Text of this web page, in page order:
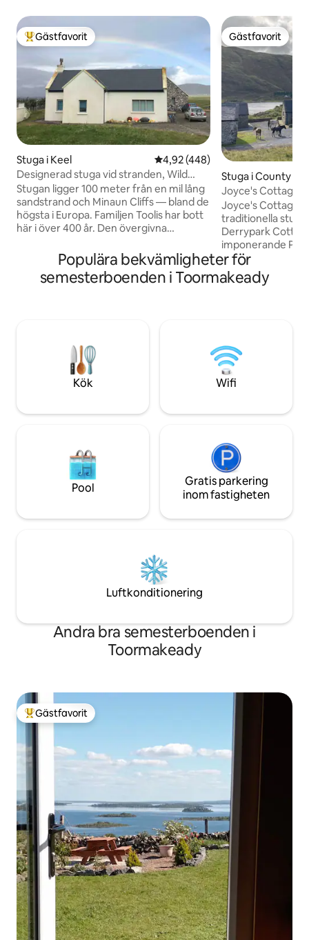
Populär gästfavorit
Gästfavorit
Stuga i Keel 4,92 av 5 i genomsnittligt
4,92 (448)
Designerad stuga vid stranden, Wild
Atlantic Way
Stugan ligger 100 meter från en mil lång
sandstrand och Minaun Cliffs — bland de
högsta i Europa. Familjen Toolis har bott
här i över 400 år. Den övergivna
fältet bredvid. Keel by ligger 5 minuters
bilresa bort med restauranger, lokal
slaktare som säljer Achill lamm och
Bra WiFi. Rullstolsanpassat.
Gästfavorit
Gästfavorit
Stuga i County
Joyce's Cottage
Joyce's Cottage,
traditionella
Derrypark
imponerande
Masks strand. Detta är det allra bästa av
Connemara. Avskildhet, lugn och
hisnande natur.
över bergen tar
stränder längs
Populära bekvämligheter för
semesterboenden i Toormakeady
Kök Wifi
Pool
Gratis parkering
inom fastigheten
Luftkonditionering
Andra bra semesterboenden i
Toormakeady
Populär gästfavorit
Gästfavorit